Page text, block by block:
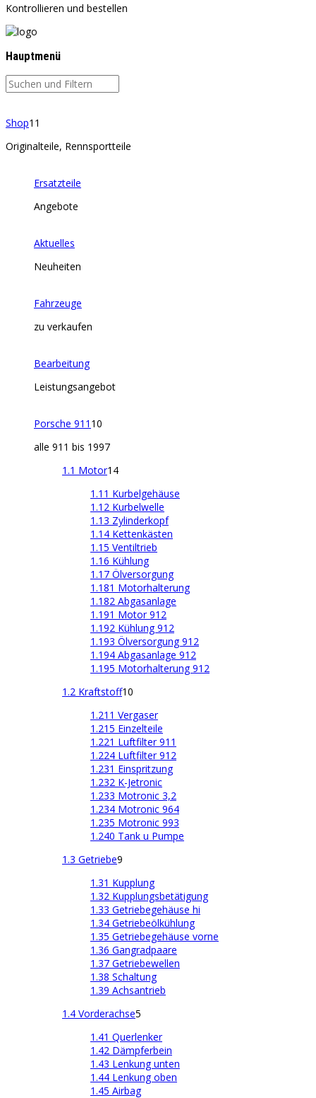
Kontrollieren und bestellen
Hauptmenü
Shop11
Originalteile, Rennsportteile
Ersatzteile
Angebote
Aktuelles
Neuheiten
Fahrzeuge
zu verkaufen
Bearbeitung
Leistungsangebot
Porsche 911 10
alle 911 bis 1997
1.1 Motor14
1.11 Kurbelgehäuse
1.12 Kurbelwelle
1.13 Zylinderkopf
1.14 Kettenkästen
1.15 Ventiltrieb
1.16 Kühlung
1.17 Ölversorgung
1.181 Motorhalterung
1.182 Abgasanlage
1.191 Motor 912
1.192 Kühlung 912
1.193 Ölversorgung 912
1.194 Abgasanlage 912
1.195 Motorhalterung 912
1.2 Kraftstoff10
1.211 Vergaser
1.215 Einzelteile
1.221 Luftfilter 911
1.224 Luftfilter 912
1.231 Einspritzung
1.232 K-Jetronic
1.233 Motronic 3,2
1.234 Motronic 964
1.235 Motronic 993
1.240 Tank u Pumpe
1.3 Getriebe9
1.31 Kupplung
1.32 Kupplungsbetätigung
1.33 Getriebegehäuse hi
1.34 Getriebeölkühlung
1.35 Getriebegehäuse vorne
1.36 Gangradpaare
1.37 Getriebewellen
1.38 Schaltung
1.39 Achsantrieb
1.4 Vorderachse5
1.41 Querlenker
1.42 Dämpferbein
1.43 Lenkung unten
1.44 Lenkung oben
1.45 Airbag